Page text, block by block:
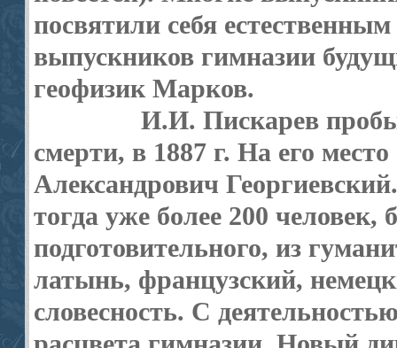
посвятили себя
выпускников гимназии
геофизик Марков.
И.И. Пискарев
смерти, в 1887 г. На его
Александрович
тогда уже более 200 человек,
подготовительного, из
латынь, французский,
словесность. С